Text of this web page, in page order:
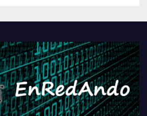
bideojoko